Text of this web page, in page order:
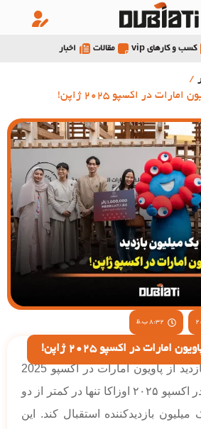
کسب و کارهای vip مقالات اخبار
/
در اکسپو 2025 ژاپن!
8:32 ب.ظ
امارات در اکسپو 2025 ژاپن!
| یک میلیون بازدید از پاویون امارات در اکسپو 2025
ژاپن؛ پاویون امارات در اکسپو ۲۰۲۵ اوزاکا تنها در کمتر از دو
بازدیدکننده استقبال کند. این